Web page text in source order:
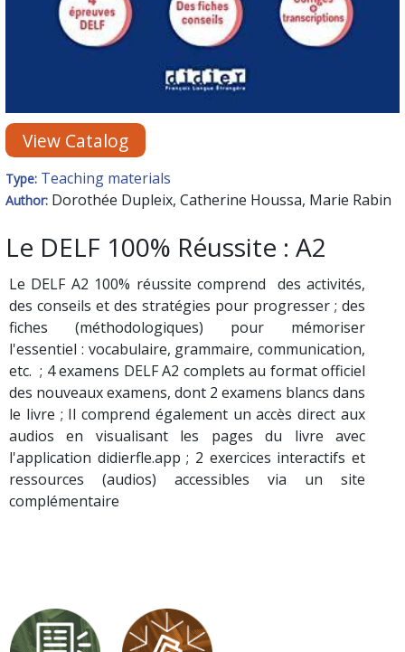
View Catalog
Type: Teaching materials
Author: Dorothée Dupleix, Catherine Houssa, Marie Rabin
Le DELF 100% Réussite : A2
Le DELF A2 100% réussite comprend des activités,
des conseils et des stratégies pour progresser ; des
fiches (méthodologiques) pour mémoriser
l'essentiel : vocabulaire, grammaire, communication,
etc. ; 4 examens DELF A2 complets au format officiel
des nouveaux examens, dont 2 examens blancs dans
le livre ; Il comprend également un accès direct aux
audios en visualisant les pages du livre avec
l'application didierfle.app ; 2 exercices interactifs et
ressources (audios) accessibles via un site
complémentaire